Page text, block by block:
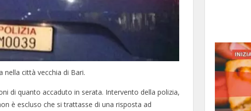
città vecchia di Bari.
di quanto accaduto in serata. Intervento della polizia,
è escluso che si trattasse di una risposta ad